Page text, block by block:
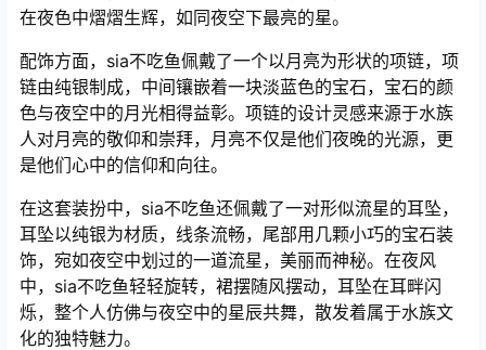
在夜色中熠熠生辉，如同夜空下最亮的星。
配饰方面，sia不吃鱼佩戴了一个以月亮为形状的项链，项
链由纯银制成，中间镶嵌着一块淡蓝色的宝石，宝石的颜
色与夜空中的月光相得益彰。项链的设计灵感来源于水族
人对月亮的敬仰和崇拜，月亮不仅是他们夜晚的光源，更
是他们心中的信仰和向往。
在这套装扮中，sia不吃鱼还佩戴了一对形似流星的耳坠，
耳坠以纯银为材质，线条流畅，尾部用几颗小巧的宝石装
饰，宛如夜空中划过的一道流星，美丽而神秘。在夜风
中，sia不吃鱼轻轻旋转，裙摆随风摆动，耳坠在耳畔闪
烁，整个人仿佛与夜空中的星辰共舞，散发着属于水族文
化的独特魅力。